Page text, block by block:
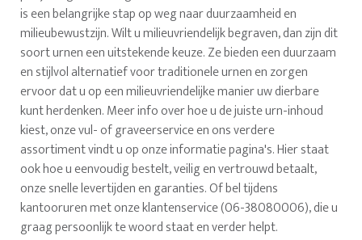
is een belangrijke stap op weg naar duurzaamheid en
milieubewustzijn. Wilt u milieuvriendelijk begraven, dan zijn dit
soort urnen een uitstekende keuze. Ze bieden een duurzaam
en stijlvol alternatief voor traditionele urnen en zorgen
ervoor dat u op een milieuvriendelijke manier uw dierbare
kunt herdenken. Meer info over hoe u de juiste urn-inhoud
kiest, onze vul- of graveerservice en ons verdere
assortiment vindt u op onze informatie pagina's. Hier staat
ook hoe u eenvoudig bestelt, veilig en vertrouwd betaalt,
onze snelle levertijden en garanties. Of bel tijdens
kantooruren met onze klantenservice (06-38080006), die u
graag persoonlijk te woord staat en verder helpt.